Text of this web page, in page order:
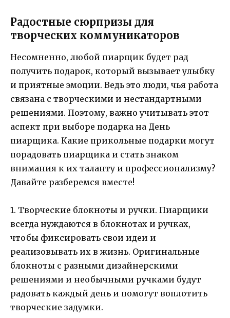
Радостные сюрпризы для
творческих коммуникаторов
Несомненно, любой пиарщик будет рад
получить подарок, который вызывает улыбку
и приятные эмоции. Ведь это люди, чья работа
связана с творческими и нестандартными
решениями. Поэтому, важно учитывать этот
аспект при выборе подарка на День
пиарщика. Какие прикольные подарки могут
порадовать пиарщика и стать знаком
внимания к их таланту и профессионализму?
Давайте разберемся вместе!
1. Творческие блокноты и ручки. Пиарщики
всегда нуждаются в блокнотах и ручках,
чтобы фиксировать свои идеи и
реализовывать их в жизнь. Оригинальные
блокноты с разными дизайнерскими
решениями и необычными ручками будут
радовать каждый день и помогут воплотить
творческие задумки.